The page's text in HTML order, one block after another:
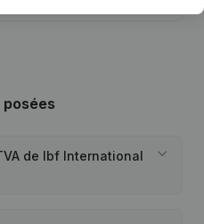
de Ibf International